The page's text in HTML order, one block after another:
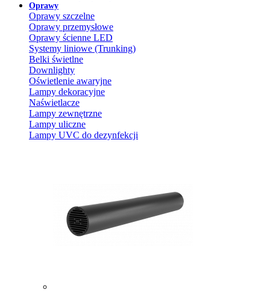
Oprawy
Oprawy szczelne
Oprawy przemysłowe
Oprawy ścienne LED
Systemy liniowe (Trunking)
Belki świetlne
Downlighty
Oświetlenie awaryjne
Lampy dekoracyjne
Naświetlacze
Lampy zewnętrzne
Lampy uliczne
Lampy UVC do dezynfekcji